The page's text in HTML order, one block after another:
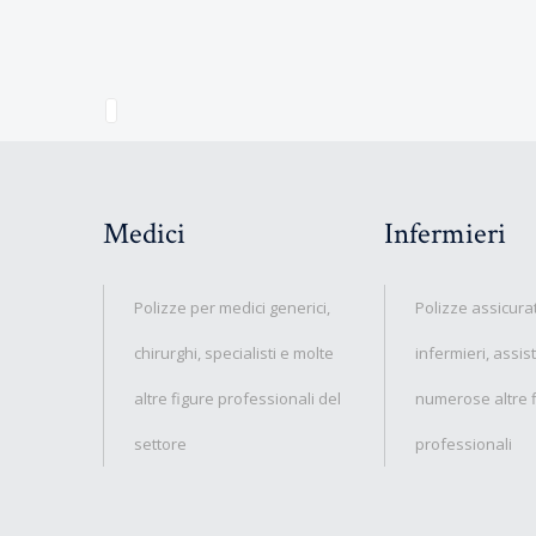
Medici
Polizze per medici generici,
chirurghi, specialisti e molte
altre figure professionali del
settore
Infermieri
Polizze
infermieri,
numerose altre
professionali